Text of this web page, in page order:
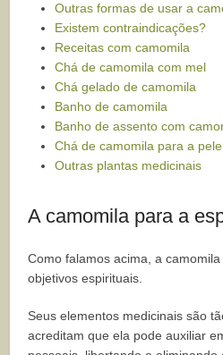
Outras formas de usar a
Existem contraindicações?
Receitas com camomila
Chá de camomila com mel
Chá gelado de camomila
Banho de camomila
Banho de assento com
Chá de camomila para a pele
Outras plantas medicinais
A camomila para a
Como falamos acima, a
objetivos espirituais.
Seus elementos medicinais são
acreditam que ela pode auxiliar